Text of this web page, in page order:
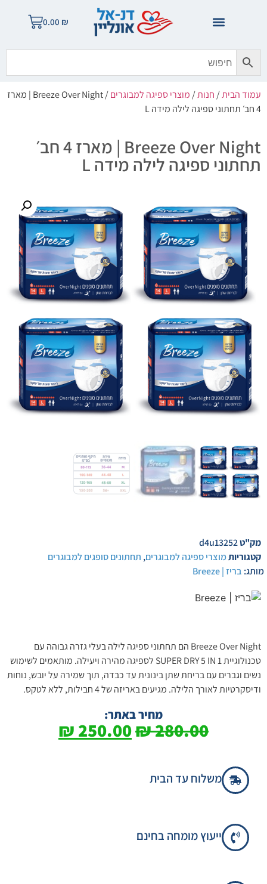
0.00 ₪
עמוד הבית/חנות/מוצרי ספיגה למבוגרים
/ Breeze Over Night | מארז
4 חב׳ תחתוני ספיגה לילה מידה L
Breeze Over Night | מארז 4 חב׳
תחתוני ספיגה לילה מידה L
מק"טd4u13252
קטגוריותמוצרי ספיגה למבוגרים, תחתונים סופגים למבוגרים
מותג: בריז | Breeze
Breeze Over Night הם תחתוני ספיגה לילה בעלי גזרה גבוהה עם
טכנולוגיית SUPER DRY 5 IN 1 לספיגה מהירה ויעילה. מותאמים לשימוש
נשים וגברים עם בריחת שתן בינונית עד כבדה, תוך שמירה על יובש, נוחות
ודיסקרטיות לאורך הלילה. מגיעים באריזה של 4 חבילות, ללא לטקס.
מחיר באתר:
280.00
₪
250.00
₪
משלוח עד הבית
ייעוץ מומחה בחינם